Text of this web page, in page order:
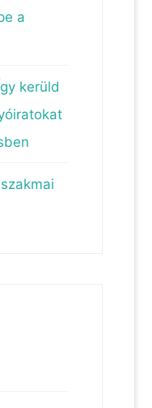
a
kerüld